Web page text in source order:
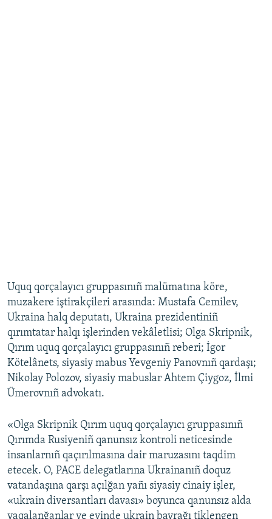
Uquq qorçalayıcı gruppasınıñ malümatına köre,
muzakere iştirakçileri arasında: Mustafa Cemilev,
Ukraina halq deputatı, Ukraina prezidentiniñ
qırımtatar halqı işlerinden vekâletlisi; Olga Skripnik,
Qırım uquq qorçalayıcı gruppasınıñ reberi; İgor
Kötelânets, siyasiy mabus Yevgeniy Panovnıñ qardaşı;
Nikolay Polozov, siyasiy mabuslar Ahtem Çiygoz, İlmi
Ümerovnıñ advokatı.
«Olga Skripnik Qırım uquq qorçalayıcı gruppasınıñ
Qırımda Rusiyeniñ qanunsız kontroli neticesinde
insanlarnıñ qaçırılmasına dair maruzasını taqdim
etecek. O, PACE delegatlarına Ukrainanıñ doquz
vatandaşına qarşı açılğan yañı siyasiy cinaiy işler,
«ukrain diversantları davası» boyunca qanunsız alda
yaqalanğanlar ve evinde ukrain bayrağı tiklengen